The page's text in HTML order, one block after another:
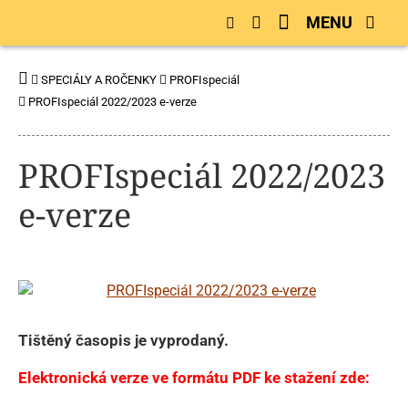
SPECIÁLY A ROČENKY
PROFIspeciál
PROFIspeciál 2022/2023 e-verze
PROFIspeciál 2022/2023
e-verze
Tištěný časopis je vyprodaný.
Elektronická verze ve formátu PDF ke stažení zde:
MENU